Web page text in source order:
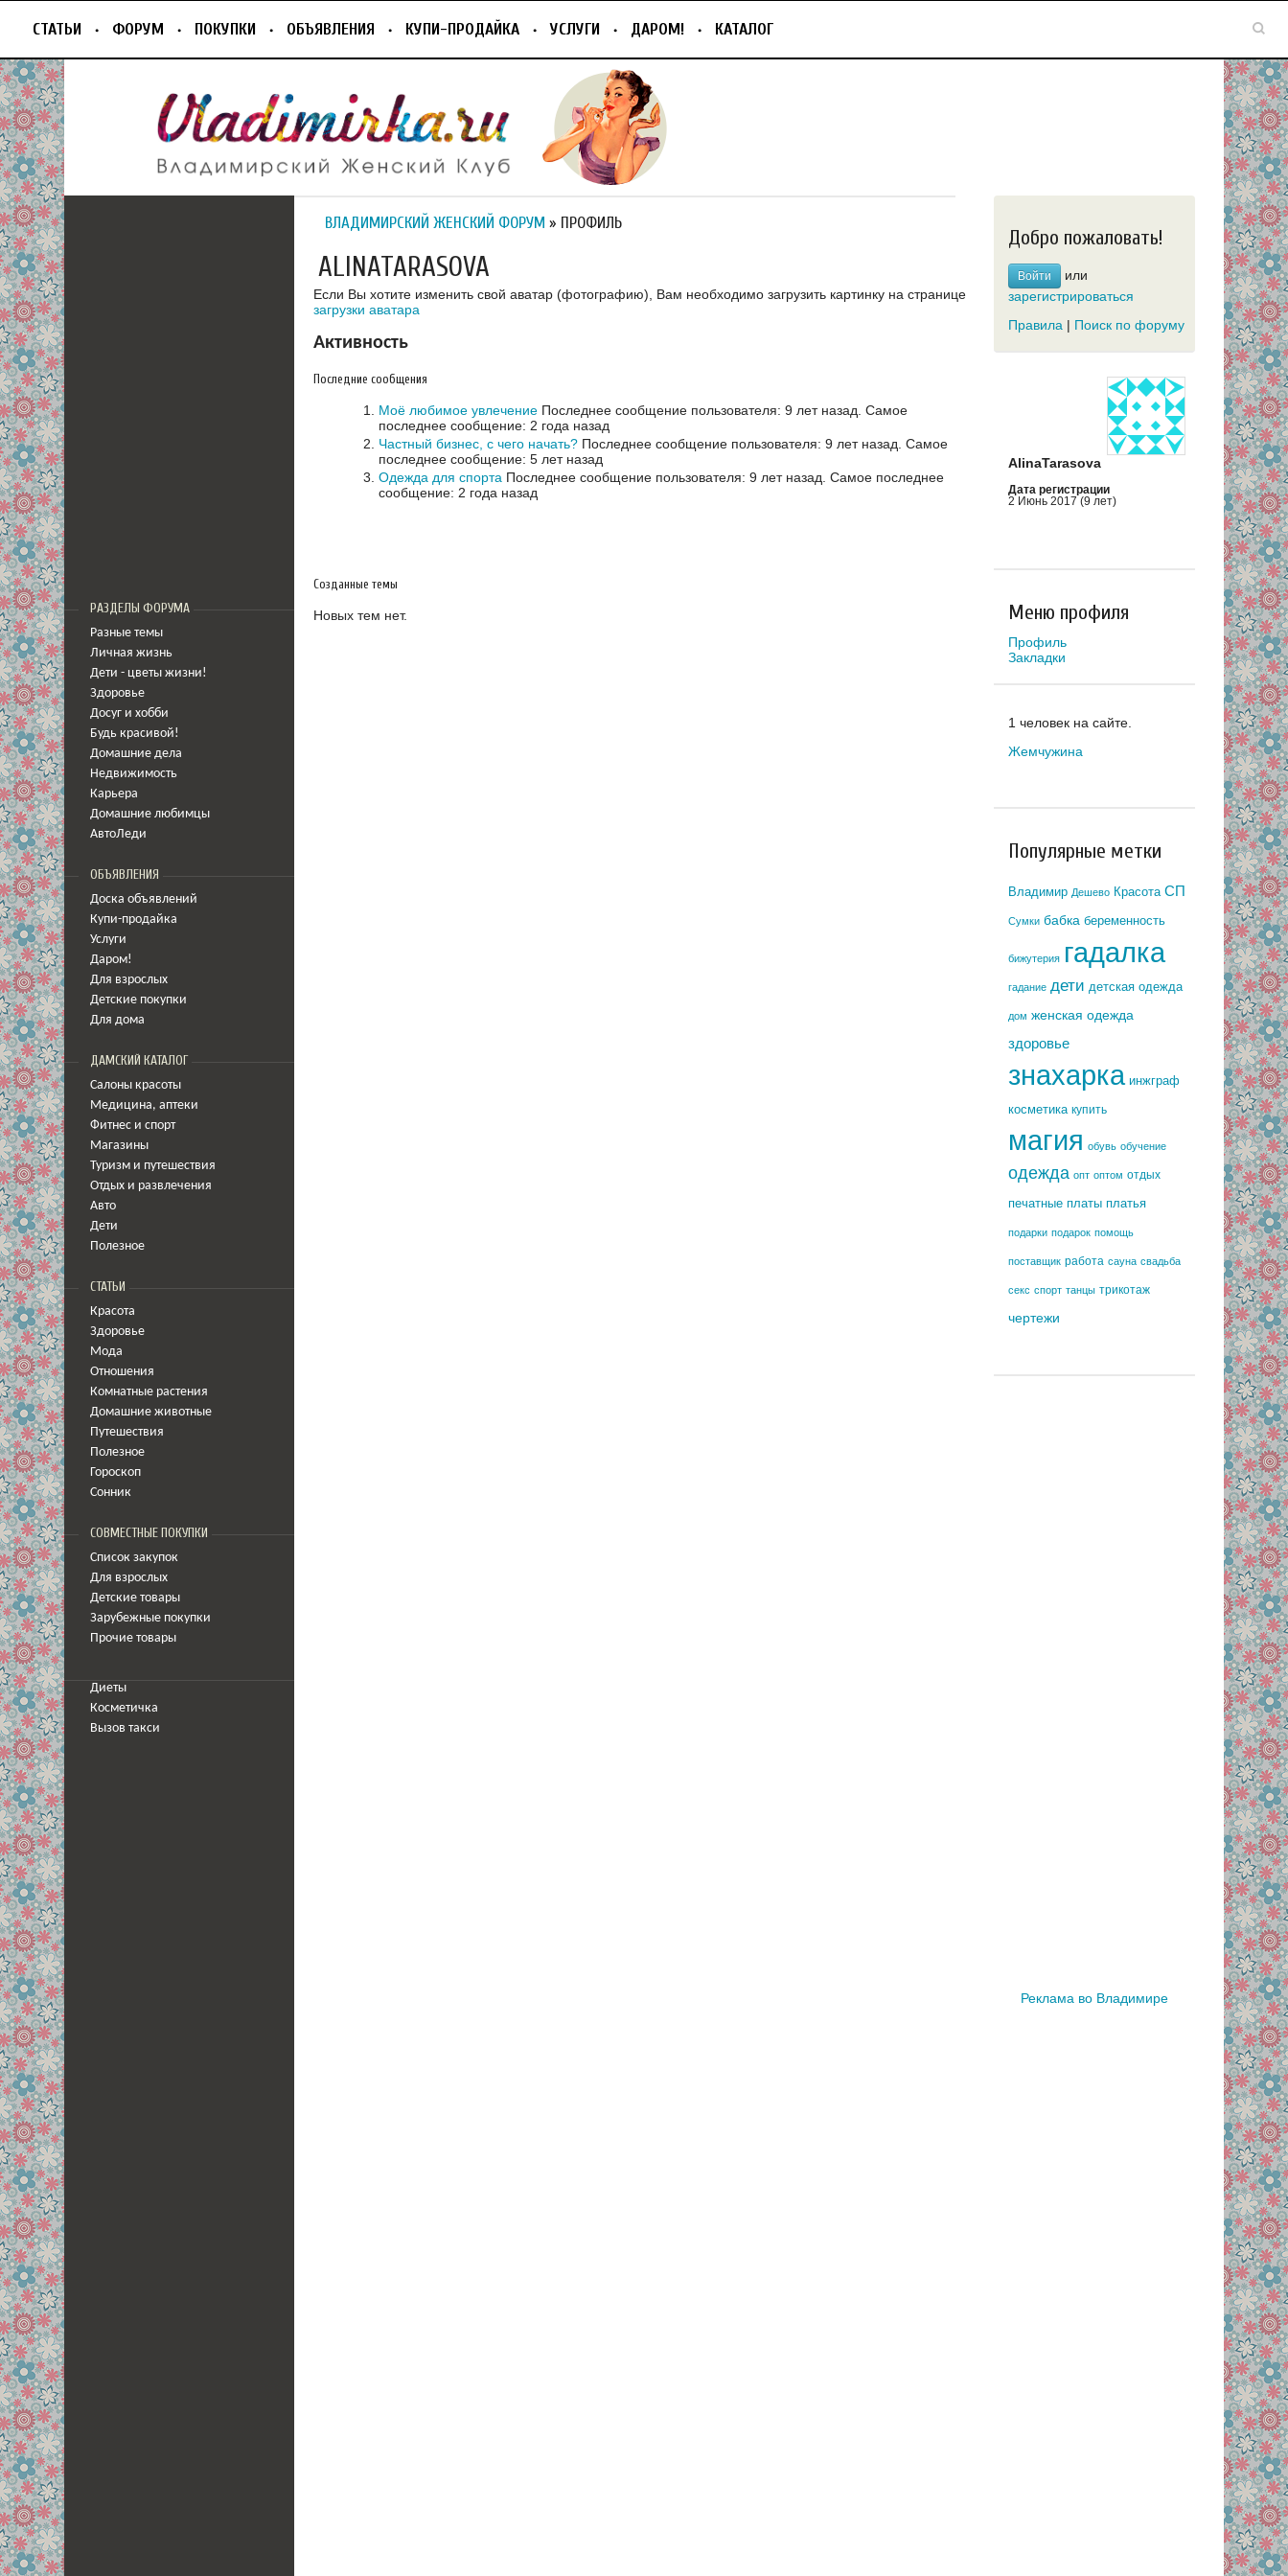
СТАТЬИ ФОРУМ ПОКУПКИ ОБЪЯВЛЕНИЯ КУПИ-ПРОДАЙКА УСЛУГИ ДАРОМ! КАТАЛОГ
РАЗДЕЛЫ ФОРУМА
Разные темы
Личная жизнь
Дети - цветы жизни!
Здоровье
Досуг и хобби
Будь красивой!
Домашние дела
Недвижимость
Карьера
Домашние любимцы
АвтоЛеди
ОБЪЯВЛЕНИЯ
Доска объявлений
Купи-продайка
Услуги
Даром!
Для взрослых
Детские покупки
Для дома
ДАМСКИЙ КАТАЛОГ
Салоны красоты
Медицина, аптеки
Фитнес и спорт
Магазины
Туризм и путешествия
Отдых и развлечения
Авто
Дети
Полезное
СТАТЬИ
Красота
Здоровье
Мода
Отношения
Комнатные растения
Домашние животные
Путешествия
Полезное
Гороскоп
Сонник
СОВМЕСТНЫЕ ПОКУПКИ
Список закупок
Для взрослых
Детские товары
Зарубежные покупки
Прочие товары
Диеты
Косметичка
Вызов такси
ВЛАДИМИРСКИЙ ЖЕНСКИЙ ФОРУМ » ПРОФИЛЬ
ALINATARASOVA
Если Вы хотите изменить свой аватар (фотографию), Вам необходимо загрузить картинку на странице
загрузки аватара
Активность
Последние сообщения
Моё любимое увлечение Последнее сообщение пользователя: 9 лет назад. Самое
последнее сообщение: 2 года назад
Частный бизнес, с чего начать? Последнее сообщение пользователя: 9 лет назад. Самое
последнее сообщение: 5 лет назад
Одежда для спорта Последнее сообщение пользователя: 9 лет назад. Самое последнее
сообщение: 2 года назад
Созданные темы
Новых тем нет.
Добро пожаловать!
Войти
или
зарегистрироваться
Правила | Поиск по форуму
AlinaTarasova
Дата регистрации
2 Июнь 2017 (9 лет)
Меню профиля
Профиль
Закладки
1 человек на сайте.
Жемчужина
Популярные метки
Владимир Дешево Красота СП
Сумки бабка беременность
бижутерия гадалка
гадание дети детская одежда
дом женская одежда
здоровье
знахарка инжграф
косметика купить
магия обувь обучение
одежда опт оптом отдых
печатные платы платья
подарки подарок помощь
поставщик работа сауна свадьба
секс спорт танцы трикотаж
чертежи
Реклама во Владимире